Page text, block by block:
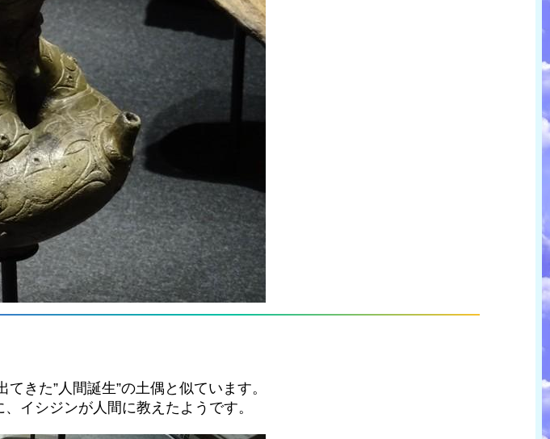
きた”人間誕生”の土偶と似ています。
イシジンが人間に教えたようです。